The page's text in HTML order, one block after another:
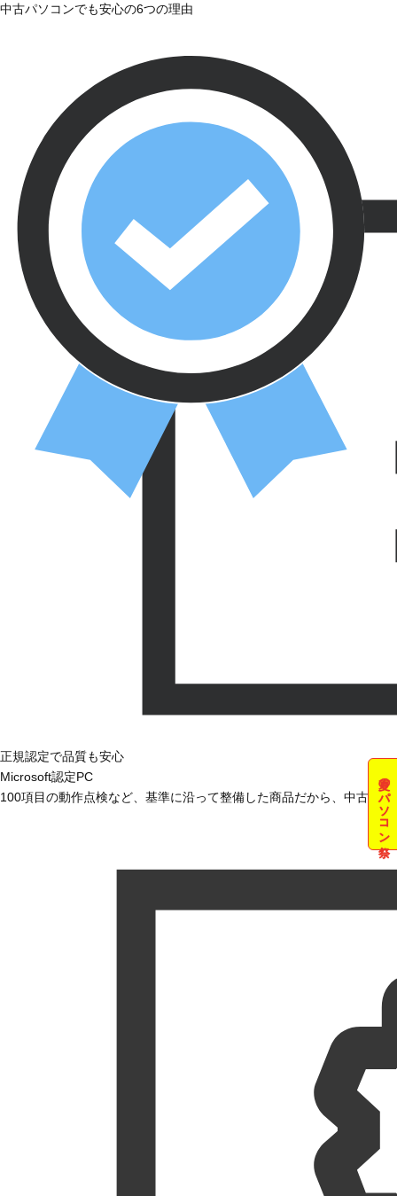
夏のパソコン祭
中古パソコンでも安心の6つの理由
正規認定で品質も安心
Microsoft認定PC
100項目の動作点検など、基準に沿って整備した商品だから、中古で